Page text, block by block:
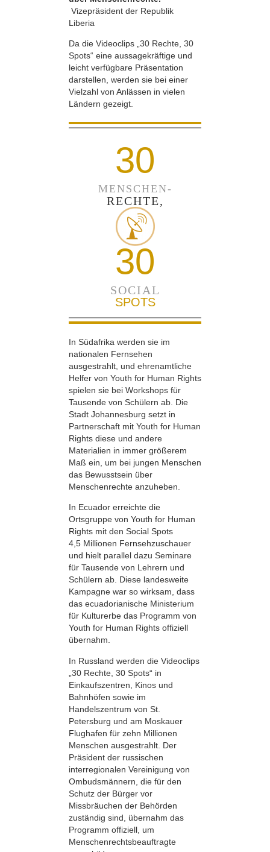
Vizepräsident der Republik
Liberia
Da die Videoclips „30 Rechte, 30
Spots“ eine aussagekräftige und
leicht verfügbare Präsentation
darstellen, werden sie bei einer
Vielzahl von Anlässen in vielen
Ländern gezeigt.
30
MENSCHEN-
RECHTE,
30
SOCIAL
SPOTS
In Südafrika werden sie im
nationalen Fernsehen
ausgestrahlt, und ehrenamtliche
Helfer von Youth for Human Rights
spielen sie bei Workshops für
Tausende von Schülern ab. Die
Stadt Johannesburg setzt in
Partnerschaft mit Youth for Human
Rights diese und andere
Materialien in immer größerem
Maß ein, um bei jungen Menschen
das Bewusstsein über
Menschenrechte anzuheben.
In Ecuador erreichte die
Ortsgruppe von Youth for Human
Rights mit den Social Spots
4,5 Millionen Fernsehzuschauer
und hielt parallel dazu Seminare
für Tausende von Lehrern und
Schülern ab. Diese landesweite
Kampagne war so wirksam, dass
das ecuadorianische Ministerium
für Kulturerbe das Programm von
Youth for Human Rights offiziell
übernahm.
In Russland werden die Videoclips
„30 Rechte, 30 Spots“ in
Einkaufszentren, Kinos und
Bahnhöfen sowie im
Handelszentrum von St.
Petersburg und am Moskauer
Flughafen für zehn Millionen
Menschen ausgestrahlt. Der
Präsident der russischen
interregionalen Vereinigung von
Ombudsmännern, die für den
Schutz der Bürger vor
Missbräuchen der Behörden
zuständig sind, übernahm das
Programm offiziell, um
Menschenrechtsbeauftragte